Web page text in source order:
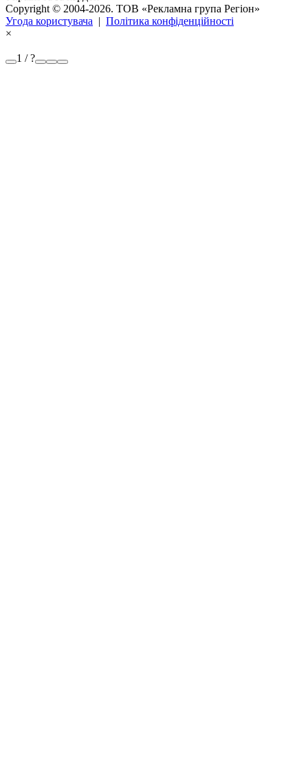
Copyright © 2004-2026. ТОВ «Рекламна група Регіон»
Угода користувача | Політика конфіденційності
×
1 / ?